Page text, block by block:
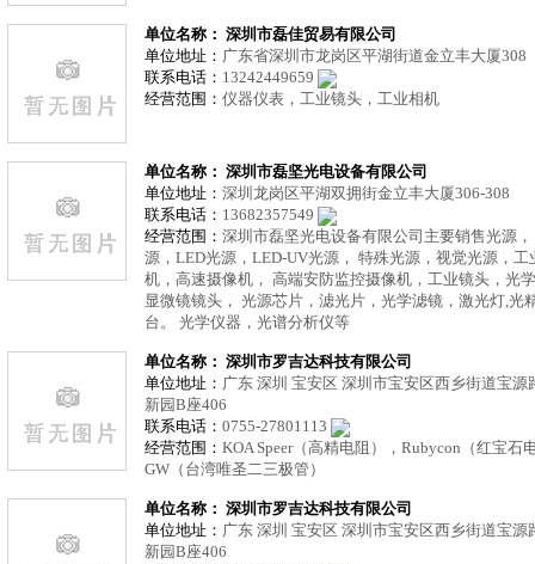
单位名称： 深圳市磊佳贸易有限公司
单位地址： 广东省深圳市龙岗区平湖街道金立丰大厦308
联系电话： 13242449659
经营范围： 仪器仪表，工业镜头，工业相机
单位名称： 深圳市磊坚光电设备有限公司
单位地址： 深圳龙岗区平湖双拥街金立丰大厦306-308
联系电话： 13682357549
经营范围： 深圳市磊坚光电设备有限公司主要销售光源
源，LED光源，LED-UV光源， 特殊光源，视觉光源，工
机，高速摄像机， 高端安防监控摄像机，工业镜头，光
显微镜镜头， 光源芯片，滤光片，光学滤镜，激光灯,光
台。 光学仪器，光谱分析仪等
单位名称： 深圳市罗吉达科技有限公司
单位地址： 广东 深圳 宝安区 深圳市宝安区西乡街道宝源
新园B座406
联系电话： 0755-27801113
经营范围： KOA Speer（高精电阻），Rubycon（红宝石
GW（台湾唯圣二三极管）
单位名称： 深圳市罗吉达科技有限公司
单位地址： 广东 深圳 宝安区 深圳市宝安区西乡街道宝源
新园B座406